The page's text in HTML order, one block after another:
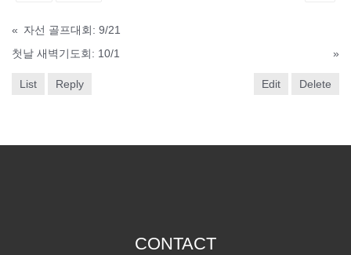
« 자선 골프대회: 9/21
첫날 새벽기도회: 10/1
»
List Reply Edit Delete
CONTACT